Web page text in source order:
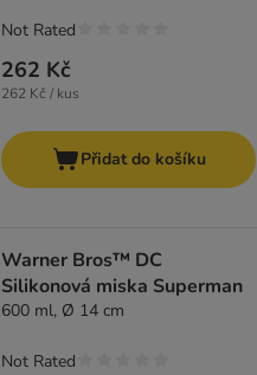
262 Kč
262 Kč / kus
Not Rated
Přidat do košíku
Warner Bros™ DC
Silikonová miska Superman
600 ml, Ø 14 cm
Not Rated